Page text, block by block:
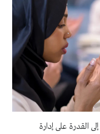
القدرة على إدارة